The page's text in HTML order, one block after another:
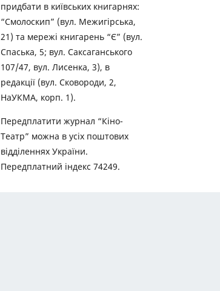
придбати в київських книгарнях:
“Смолоскип” (вул. Межигірська,
21) та мережі книгарень “Є” (вул.
Спаська, 5; вул. Саксаганського
107/47, вул. Лисенка, 3), в
редакції (вул. Сковороди, 2,
НаУКМА, корп. 1).
Передплатити журнал “Кіно-
Театр” можна в усіх поштових
відділеннях України.
Передплатний індекс 74249.